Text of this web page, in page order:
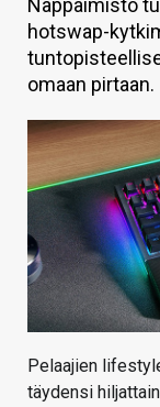
HINTA.FI
KAUPPA
VAIHDA TEEMA
HAKU
Näppäimistö
hotswap-
omaan pirtaan.
Pelaajien
täydensi